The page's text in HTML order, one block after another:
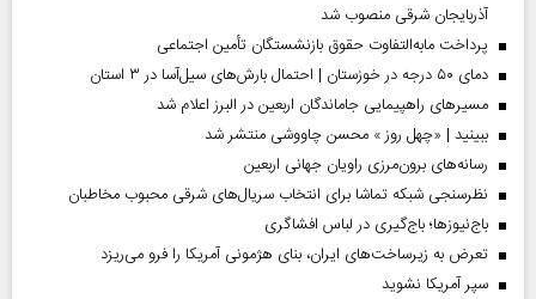
آذربایجان شرقی منصوب شد
پرداخت مابه‌التفاوت حقوق بازنشستگان تأمین اجتماعی
دمای ۵۰ درجه در خوزستان | احتمال بارش‌های سیل‌آسا در ۳ استان
مسیر‌های راهپیمایی جاماندگان اربعین در البرز اعلام شد
ببینید | «چهل روز » محسن چاووشی منتشر شد
رسانه‌های برون‌مرزی راویان جهانی اربعین
نظرسنجی شبکه تماشا برای انتخاب سریال‌های شرقی محبوب مخاطبان
باج‌نیوزها؛ باج‌گیری در لباس افشاگری
تعرض به زیرساخت‌های ایران، بنای هژمونی آمریکا را فرو می‌ریزد
سپر آمریکا نشوید